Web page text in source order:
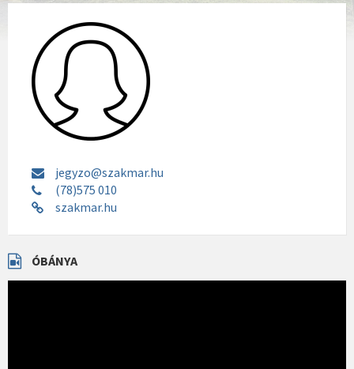
jegyzo@szakmar.hu
(78)575 010
szakmar.hu
ÓBÁNYA